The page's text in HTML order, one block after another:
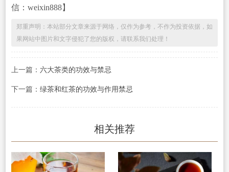
信：weixin888】
郑重声明：本站部分文章来源于网络，仅作为参考，不作为投资依据，如
果网站中图片和文字侵犯了您的版权，请联系我们处理！
上一篇： 六大茶类的功效与禁忌
下一篇： 绿茶和红茶的功效与作用禁忌
相关推荐